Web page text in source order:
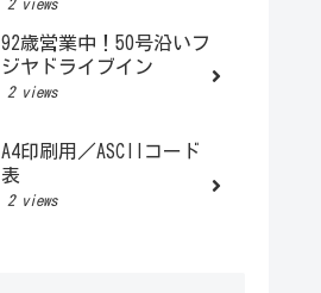
2 views
92歳営業中！50号沿いフ
ジヤドライブイン
2 views
A4印刷用／ASCIIコード
表
2 views